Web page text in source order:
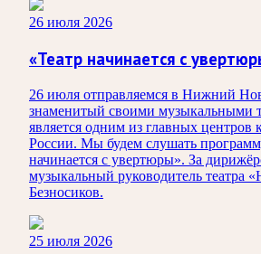
26 июля 2026
«Театр начинается с
26 июля отправляемся в Нижний
знаменитый своими музыкальными
является одним из главных центров
России. Мы будем слушать
начинается с увертюры». За
музыкальный руководитель театра
Безносиков.
25 июля 2026